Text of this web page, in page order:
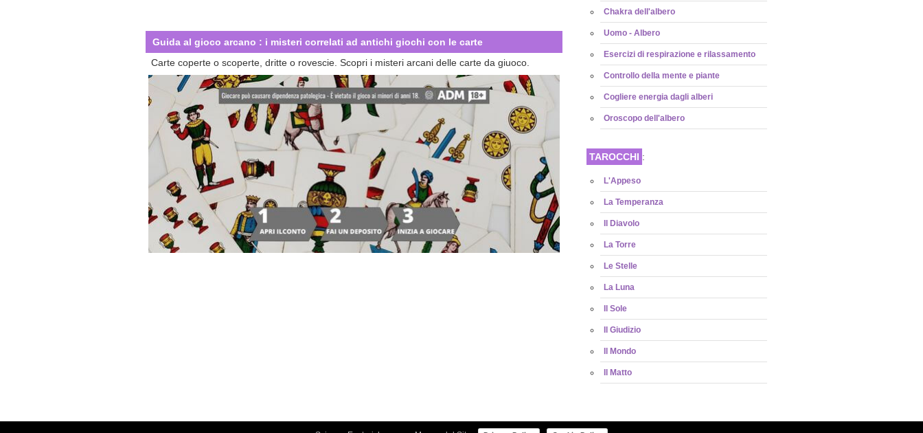
Guida al gioco arcano : i misteri correlati ad antichi giochi con le carte
Carte coperte o scoperte, dritte o rovescie. Scopri i misteri arcani delle carte da giuoco.
Chakra dell'albero
Uomo - Albero
Esercizi di respirazione e rilassamento
Controllo della mente e piante
Cogliere energia dagli alberi
Oroscopo dell'albero
TAROCCHI :
L'Appeso
La Temperanza
Il Diavolo
La Torre
Le Stelle
La Luna
Il Sole
Il Giudizio
Il Mondo
Il Matto